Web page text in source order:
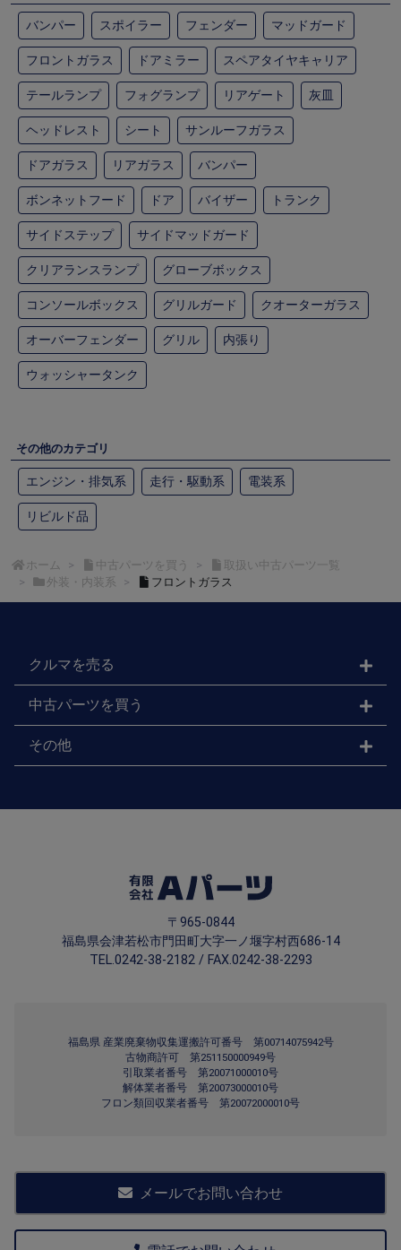
バンパー スポイラー フェンダー マッドガード
フロントガラス ドアミラー スペアタイヤキャリア
テールランプ フォグランプ リアゲート 灰皿
ヘッドレスト シート サンルーフガラス
ドアガラス リアガラス バンパー
ボンネットフード ドア バイザー トランク
サイドステップ サイドマッドガード
クリアランスランプ グローブボックス
コンソールボックス グリルガード クオーターガラス
オーバーフェンダー グリル 内張り
ウォッシャータンク
その他のカテゴリ
エンジン・排気系 走行・駆動系 電装系
リビルド品
ホーム 中古パーツを買う
取扱い中古パーツ一覧
外装・内装系
フロントガラス
クルマを売る
中古パーツを買う
その他
〒965-0844
福島県会津若松市門田町大字一ノ堰字村西686-14
TEL.0242-38-2182 / FAX.0242-38-2293
福島県 産業廃棄物収集運搬許可番号 第00714075942号
古物商許可 第251150000949号
引取業者番号 第20071000010号
解体業者番号 第20073000010号
フロン類回収業者番号 第20072000010号
メールでお問い合わせ